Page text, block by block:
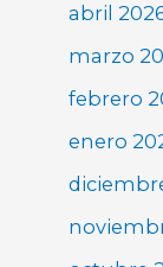
abril
marzo
febrero
enero